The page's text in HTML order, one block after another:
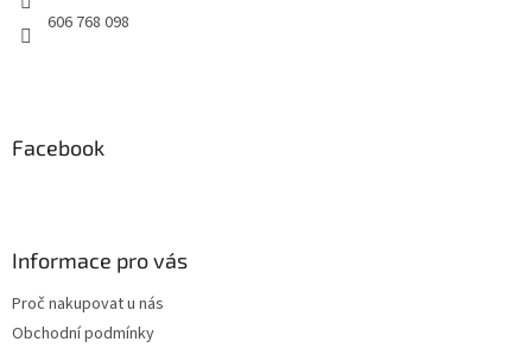
606 768 098
Facebook
Informace pro vás
Proč nakupovat u nás
Obchodní podmínky